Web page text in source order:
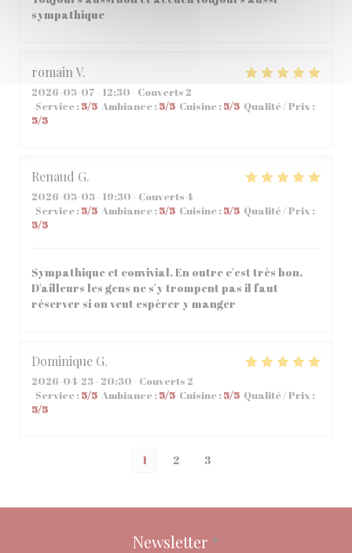
sympathique
romainV
2026-05-07 - 12:30 - Couverts 2
Service :5/5 Ambiance :5/5 Cuisine :5/5 Qualité / Prix :
5/5
Renaud G
2026-05-05- 19:30 - Couverts 4
Service :5/5 Ambiance :5/5 Cuisine :5/5 Qualité / Prix :
5/5
Sympathique et convivial. En outre c'est très bon.
D'ailleurs les gens ne s'y trompent pas il faut
réserver si on veut espèrer y manger
Dominique G
2026-04-23- 20:30 - Couverts 2
Service :5/5 Ambiance :5/5 Cuisine :5/5 Qualité / Prix :
5/5
1 2 3
Newsletter *